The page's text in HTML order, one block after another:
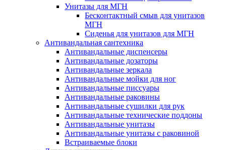
Унитазы для МГН
Бесконтактный смыв для унитазов
МГН
Сиденья для унитазов для МГН
Антивандальная сантехника
Антивандальные диспенсеры
Антивандальные дозаторы
Антивандальные зеркала
Антивандальные мойки для ног
Антивандальные писсуары
Антивандальные раковины
Антивандальные сушилки для рук
Антивандальные технические поддоны
Антивандальные унитазы
Антивандальные унитазы с раковиной
Встраиваемые блоки